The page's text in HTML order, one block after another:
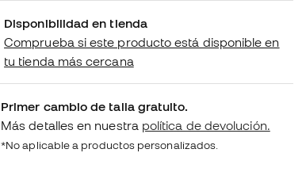
Disponibilidad en tienda
Comprueba si este producto está disponible en
tu tienda más cercana
Primer cambio de talla gratuito.
Más detalles en nuestra política de devolución.
*No aplicable a productos personalizados.